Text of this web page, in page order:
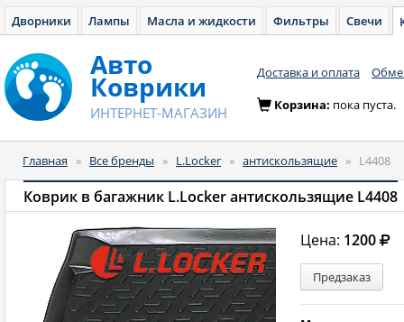
Дворники Лампы Масла и жидкости Фильтры Свечи
Авто
Коврики
ИНТЕРНЕТ-МАГАЗИН
Доставка и оплата
Корзина: пока пуста.
Главная » Все бренды » L.Locker » антискользящие » L4408
Коврик в багажник L.Locker антискользящие L4408
Цена: 1200
Предзаказ